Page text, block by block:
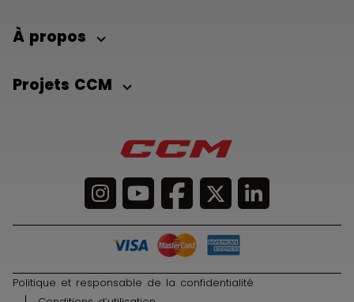
À propos
Projets CCM
Politique et responsable de la confidentialité